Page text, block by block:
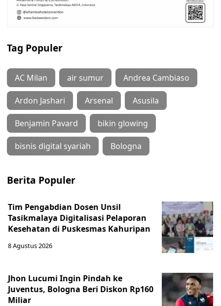
Tag Populer
AC Milan air sumur Andrea Cambiaso
Ardon Jashari Arsenal Asusila
Benjamin Pavard bikin glowing
bisnis digital syariah Bologna
Berita Populer
Tim Pengabdian Dosen Unsil
Tasikmalaya Digitalisasi Pelaporan
Kesehatan di Puskesmas Kahuripan
8 Agustus 2026
Jhon Lucumi Ingin Pindah ke
Juventus, Bologna Beri Diskon Rp160
Miliar